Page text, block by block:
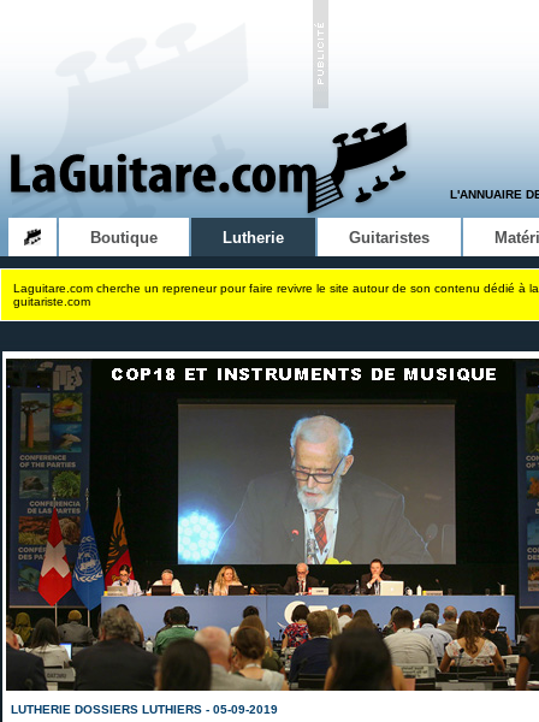
L'ANNUAIRE
Boutique Lutherie Guitaristes
Laguitare.com cherche un repreneur pour faire revivre le site autour de son contenu dédié à
guitariste.com
LUTHERIE DOSSIERS LUTHIERS - 05-09-2019